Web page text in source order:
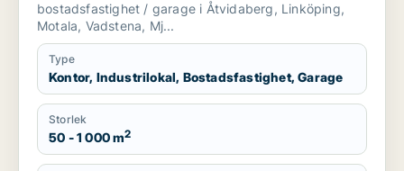
bostadsfastighet / garage i Åtvidaberg, Linköping,
Motala, Vadstena, Mj...
Type
Kontor, Industrilokal, Bostadsfastighet, Garage
Storlek
50 - 1 000 m2